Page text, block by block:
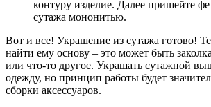
контуру изделие. Далее пришейте
сутажа мононитью.
Вот и все! Украшение из сутажа готово!
найти ему основу – это может быть
или что-то другое. Украшать сутажной
одежду, но принцип работы будет
сборки аксессуаров.